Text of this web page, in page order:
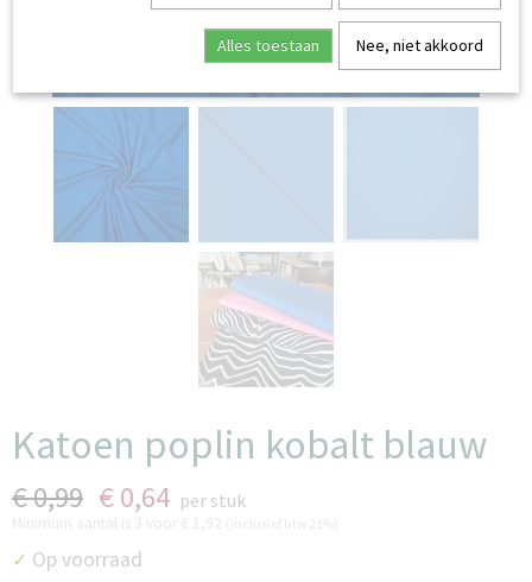
Katoen poplin kobalt blauw
€ 0,99 € 0,64 per stuk
✓ Op voorraad
Alles toestaan Nee, niet akkoord